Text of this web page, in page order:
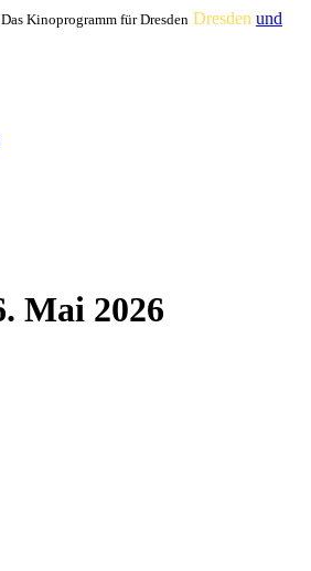
Kinoprogramm für Dresden Dresden und
Mai 2026